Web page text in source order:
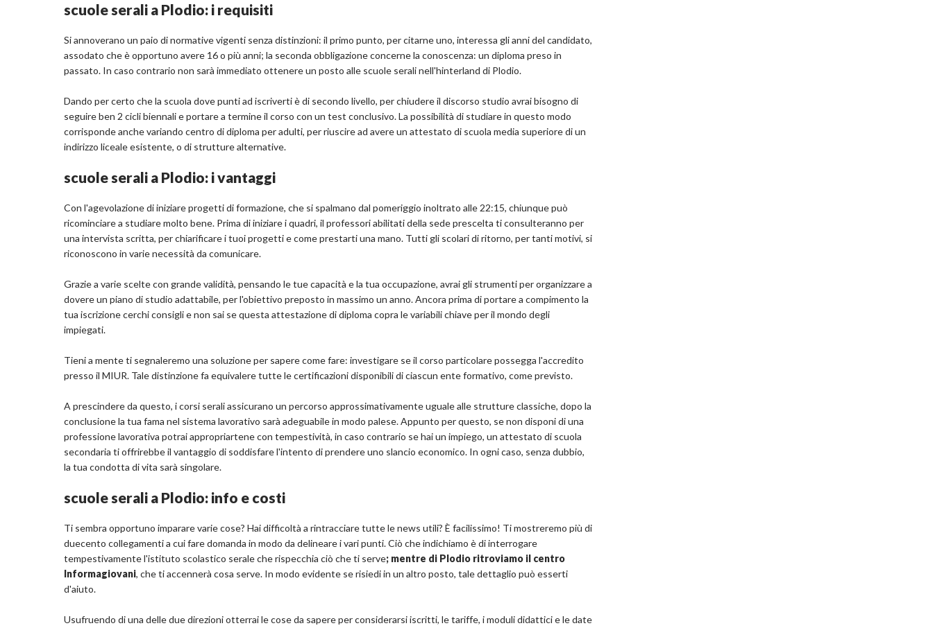
scuole serali a Plodio: i requisiti
Si annoverano un paio di normative vigenti senza distinzioni: il primo punto, per citarne uno, interessa gli anni del candidato,
assodato che è opportuno avere 16 o più anni; la seconda obbligazione concerne la conoscenza: un diploma preso in
passato. In caso contrario non sarà immediato ottenere un posto alle scuole serali nell'hinterland di Plodio.
Dando per certo che la scuola dove punti ad iscriverti è di secondo livello, per chiudere il discorso studio avrai bisogno di
seguire ben 2 cicli biennali e portare a termine il corso con un test conclusivo. La possibilità di studiare in questo modo
corrisponde anche variando centro di diploma per adulti, per riuscire ad avere un attestato di scuola media superiore di un
indirizzo liceale esistente, o di strutture alternative.
scuole serali a Plodio: i vantaggi
Con l'agevolazione di iniziare progetti di formazione, che si spalmano dal pomeriggio inoltrato alle 22:15, chiunque può
ricominciare a studiare molto bene. Prima di iniziare i quadri, il professori abilitati della sede prescelta ti consulteranno per
una intervista scritta, per chiarificare i tuoi progetti e come prestarti una mano. Tutti gli scolari di ritorno, per tanti motivi, si
riconoscono in varie necessità da comunicare.
Grazie a varie scelte con grande validità, pensando le tue capacità e la tua occupazione, avrai gli strumenti per organizzare a
dovere un piano di studio adattabile, per l'obiettivo preposto in massimo un anno. Ancora prima di portare a compimento la
tua iscrizione cerchi consigli e non sai se questa attestazione di diploma copra le variabili chiave per il mondo degli
impiegati.
Tieni a mente ti segnaleremo una soluzione per sapere come fare: investigare se il corso particolare possegga l'accredito
presso il MIUR. Tale distinzione fa equivalere tutte le certificazioni disponibili di ciascun ente formativo, come previsto.
A prescindere da questo, i corsi serali assicurano un percorso approssimativamente uguale alle strutture classiche, dopo la
conclusione la tua fama nel sistema lavorativo sarà adeguabile in modo palese. Appunto per questo, se non disponi di una
professione lavorativa potrai appropriartene con tempestività, in caso contrario se hai un impiego, un attestato di scuola
secondaria ti offrirebbe il vantaggio di soddisfare l'intento di prendere uno slancio economico. In ogni caso, senza dubbio,
la tua condotta di vita sarà singolare.
scuole serali a Plodio: info e costi
Ti sembra opportuno imparare varie cose? Hai difficoltà a rintracciare tutte le news utili? È facilissimo! Ti mostreremo più di
duecento collegamenti a cui fare domanda in modo da delineare i vari punti. Ciò che indichiamo è di interrogare
tempestivamente l'istituto scolastico serale che rispecchia ciò che ti serve; mentre di Plodio ritroviamo il centro
Informagiovani, che ti accennerà cosa serve. In modo evidente se risiedi in un altro posto, tale dettaglio può esserti
d'aiuto.
Usufruendo di una delle due direzioni otterrai le cose da sapere per considerarsi iscritti, le tariffe, i moduli didattici e le date